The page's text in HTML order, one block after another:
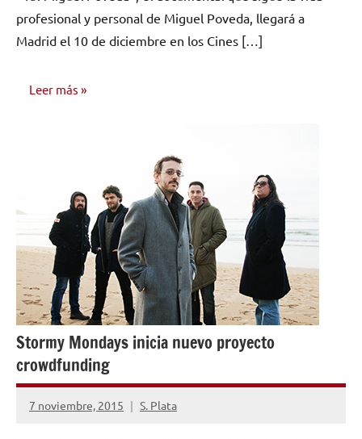
profesional y personal de Miguel Poveda, llegará a
Madrid el 10 de diciembre en los Cines […]
Leer más
Stormy Mondays inicia nuevo proyecto
crowdfunding
7 noviembre, 2015 S. Plata
No